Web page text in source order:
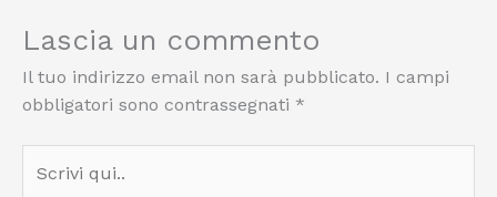
Lascia un commento
Il tuo indirizzo email non sarà pubblicato. I campi
obbligatori sono contrassegnati *
qui..